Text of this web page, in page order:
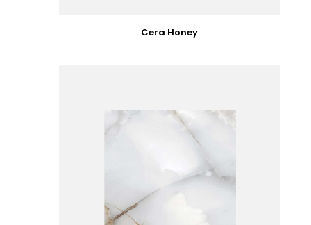
Cera Honey